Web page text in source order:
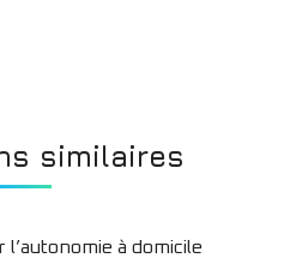
similaires
l’autonomie à domicile